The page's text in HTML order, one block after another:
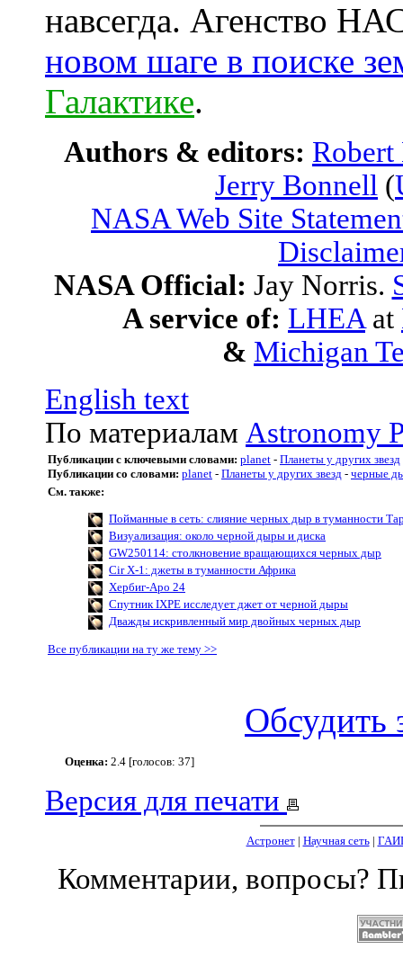
навсегда. Агенство
новом шаге в поиске
Галактике.
Authors & editors:
Jerry Bonnell (
NASA Web Site
NASA Official: Jay Norris.
A service of: LHEA at
& Michigan
English text
По материалам Astronomy
Публикации с ключевыми словами: planet - Планеты у других звезд
Публикации со словами: planet - Планеты у других звезд - черные
См. также:
Пойманные в сеть: слияние черных дыр в туманности
Визуализация: около черной дыры и диска
GW250114: столкновение вращающихся черных дыр
Cir X-1: джеты в туманности Африка
Хербиг-Аро 24
Спутник IXPE исследует джет от черной дыры
Дважды искривленный мир двойных черных дыр
Все публикации на ту же тему >>
Обсудить
Оценка: 2.4 [голосов: 37]
Версия для печати
Астронет| Научная сеть|
Комментарии, вопросы?